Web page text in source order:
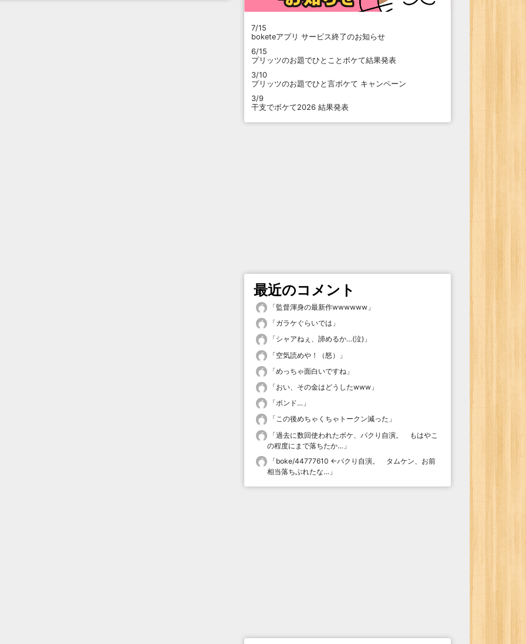
7/15
boketeアプリ サービス終了のお知らせ
6/15
プリッツのお題でひとことボケて結果発表
3/10
プリッツのお題でひと言ボケて キャンペーン
3/9
干支でボケて2026 結果発表
最近のコメント
「監督渾身の最新作wwwwww 」
「ガラケぐらいでは 」
「シャアねぇ、諦めるか…(泣) 」
「空気読めや！（怒）
」
「めっちゃ面白いですね 」
「おい、その金はどうしたwww 」
「ポンド… 」
「この後めちゃくちゃトークン減った 」
「過去に数回使われたボケ、パクり自演。 もはやこ
の程度にまで落ちたか… 」
「boke/44777610 ←パクり自演。 タムケン、お前
相当落ちぶれたな… 」